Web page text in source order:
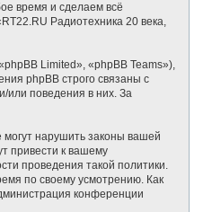
время и сделаем всё
Радиотехника 20 века,
Limited», «phpBB Teams»),
phpBB строго связаны с
или поведения в них. За
нарушить законы вашей
привести к вашему
проведения такой политики.
по своему усмотрению. Как
конференции